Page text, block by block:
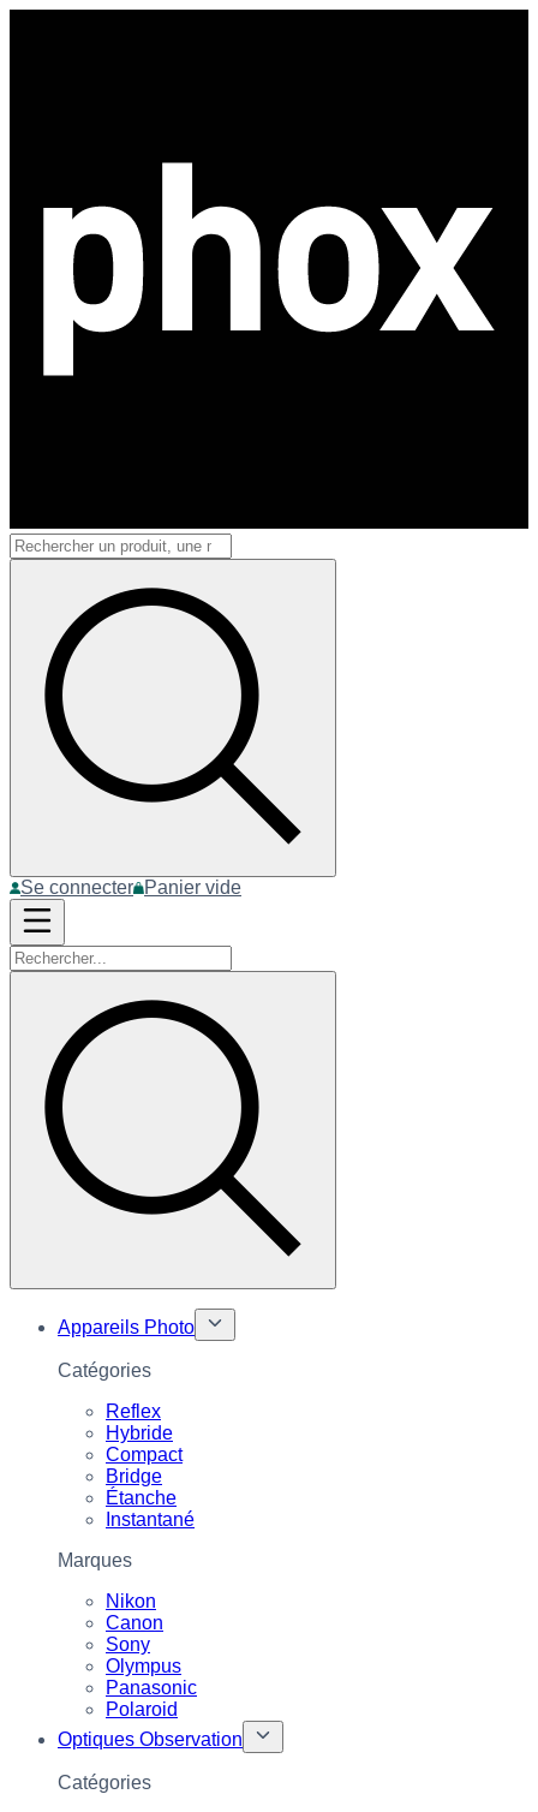
Se connecter Panier vide
Appareils Photo
Catégories
Reflex
Hybride
Compact
Bridge
Étanche
Instantané
Marques
Nikon
Canon
Sony
Olympus
Panasonic
Polaroid
Optiques Observation
Catégories